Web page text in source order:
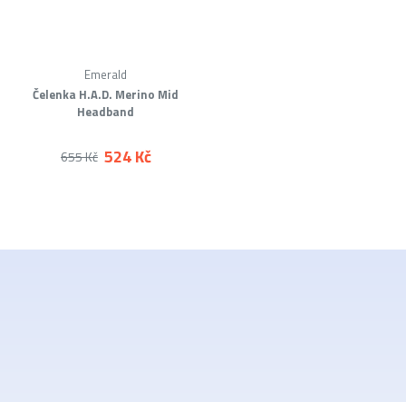
Čelenka H.A.D. Merino Mid
Headband
Emerald
524 Kč
655 Kč